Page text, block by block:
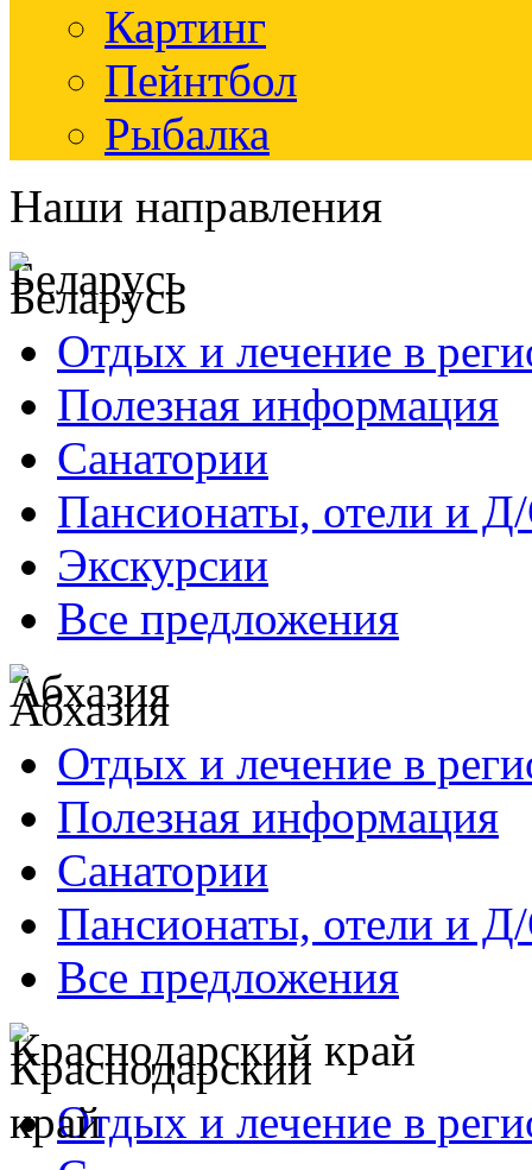
Картинг
Пейнтбол
Рыбалка
Наши направления
Беларусь
Отдых и лечение в
Полезная информация
Санатории
Пансионаты, отели и
Экскурсии
Все предложения
Абхазия
Отдых и лечение в
Полезная информация
Санатории
Пансионаты, отели и
Все предложения
Краснодарский край
Отдых и лечение в